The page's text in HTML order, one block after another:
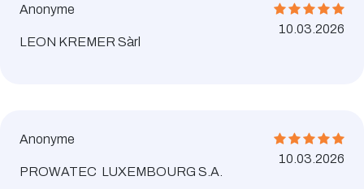
Anonyme
LEON KREMER Sàrl
10.03.2026
Anonyme
PROWATEC LUXEMBOURG S.A.
10.03.2026